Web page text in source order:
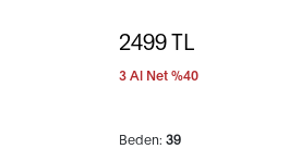
2499TL
3 Al Net %40
Beden: 39